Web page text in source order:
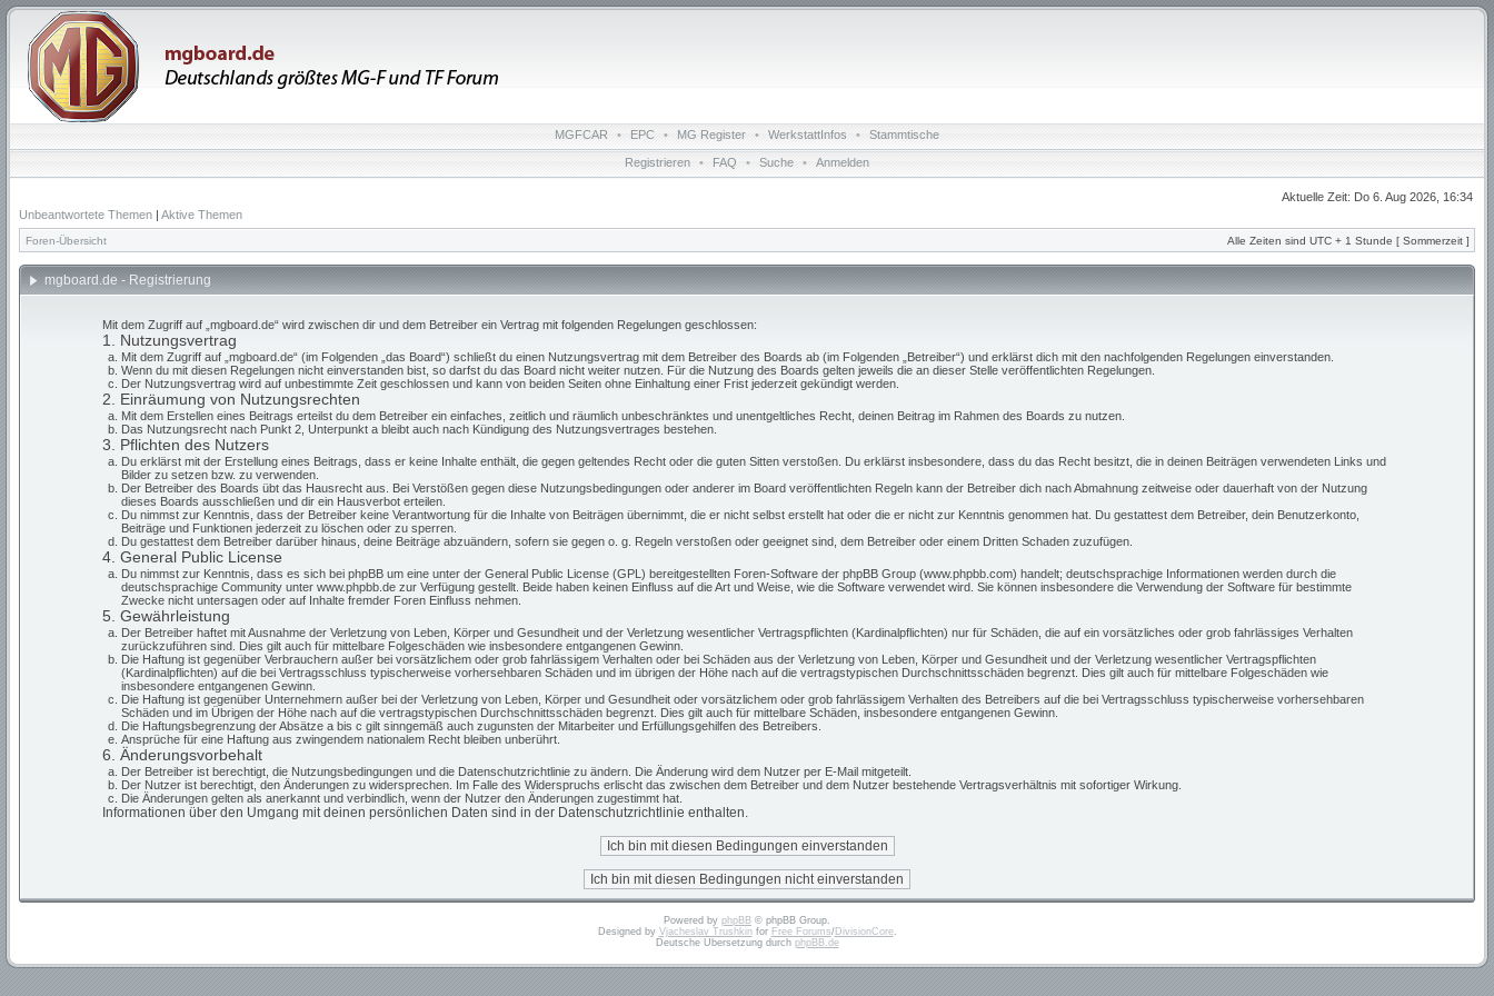
MGFCAR • EPC • MG Register • WerkstattInfos • Stammtische
Registrieren • FAQ • Suche • Anmelden
Aktuelle Zeit: Do 6. Aug 2026, 16:34
Unbeantwortete Themen | Aktive Themen
Foren-Übersicht Alle Zeiten sind UTC + 1 Stunde [ Sommerzeit ]
mgboard.de - Registrierung
Mit dem Zugriff auf „mgboard.de“ wird zwischen dir und dem Betreiber ein Vertrag mit folgenden Regelungen geschlossen:
1. Nutzungsvertrag
Mit dem Zugriff auf „mgboard.de“ (im Folgenden „das Board“) schließt du einen Nutzungsvertrag mit dem Betreiber des Boards ab (im Folgenden „Betreiber“) und erklärst dich mit den nachfolgenden Regelungen einverstanden.
Wenn du mit diesen Regelungen nicht einverstanden bist, so darfst du das Board nicht weiter nutzen. Für die Nutzung des Boards gelten jeweils die an dieser Stelle veröffentlichten Regelungen.
Der Nutzungsvertrag wird auf unbestimmte Zeit geschlossen und kann von beiden Seiten ohne Einhaltung einer Frist jederzeit gekündigt werden.
2. Einräumung von Nutzungsrechten
Mit dem Erstellen eines Beitrags erteilst du dem Betreiber ein einfaches, zeitlich und räumlich unbeschränktes und unentgeltliches Recht, deinen Beitrag im Rahmen des Boards zu nutzen.
Das Nutzungsrecht nach Punkt 2, Unterpunkt a bleibt auch nach Kündigung des Nutzungsvertrages bestehen.
3. Pflichten des Nutzers
Du erklärst mit der Erstellung eines Beitrags, dass er keine Inhalte enthält, die gegen geltendes Recht oder die guten Sitten verstoßen. Du erklärst insbesondere, dass du das Recht besitzt, die in deinen Beiträgen verwendeten Links und
Bilder zu setzen bzw. zu verwenden.
Der Betreiber des Boards übt das Hausrecht aus. Bei Verstößen gegen diese Nutzungsbedingungen oder anderer im Board veröffentlichten Regeln kann der Betreiber dich nach Abmahnung zeitweise oder dauerhaft von der Nutzung
dieses Boards ausschließen und dir ein Hausverbot erteilen.
Du nimmst zur Kenntnis, dass der Betreiber keine Verantwortung für die Inhalte von Beiträgen übernimmt, die er nicht selbst erstellt hat oder die er nicht zur Kenntnis genommen hat. Du gestattest dem Betreiber, dein Benutzerkonto,
Beiträge und Funktionen jederzeit zu löschen oder zu sperren.
Du gestattest dem Betreiber darüber hinaus, deine Beiträge abzuändern, sofern sie gegen o. g. Regeln verstoßen oder geeignet sind, dem Betreiber oder einem Dritten Schaden zuzufügen.
4. General Public License
Du nimmst zur Kenntnis, dass es sich bei phpBB um eine unter der General Public License (GPL) bereitgestellten Foren-Software der phpBB Group (www.phpbb.com) handelt; deutschsprachige Informationen werden durch die
deutschsprachige Community unter www.phpbb.de zur Verfügung gestellt. Beide haben keinen Einfluss auf die Art und Weise, wie die Software verwendet wird. Sie können insbesondere die Verwendung der Software für bestimmte
Zwecke nicht untersagen oder auf Inhalte fremder Foren Einfluss nehmen.
5. Gewährleistung
Der Betreiber haftet mit Ausnahme der Verletzung von Leben, Körper und Gesundheit und der Verletzung wesentlicher Vertragspflichten (Kardinalpflichten) nur für Schäden, die auf ein vorsätzliches oder grob fahrlässiges Verhalten
zurückzuführen sind. Dies gilt auch für mittelbare Folgeschäden wie insbesondere entgangenen Gewinn.
Die Haftung ist gegenüber Verbrauchern außer bei vorsätzlichem oder grob fahrlässigem Verhalten oder bei Schäden aus der Verletzung von Leben, Körper und Gesundheit und der Verletzung wesentlicher Vertragspflichten
(Kardinalpflichten) auf die bei Vertragsschluss typischerweise vorhersehbaren Schäden und im übrigen der Höhe nach auf die vertragstypischen Durchschnittsschäden begrenzt. Dies gilt auch für mittelbare Folgeschäden wie
insbesondere entgangenen Gewinn.
Die Haftung ist gegenüber Unternehmern außer bei der Verletzung von Leben, Körper und Gesundheit oder vorsätzlichem oder grob fahrlässigem Verhalten des Betreibers auf die bei Vertragsschluss typischerweise vorhersehbaren
Schäden und im Übrigen der Höhe nach auf die vertragstypischen Durchschnittsschäden begrenzt. Dies gilt auch für mittelbare Schäden, insbesondere entgangenen Gewinn.
Die Haftungsbegrenzung der Absätze a bis c gilt sinngemäß auch zugunsten der Mitarbeiter und Erfüllungsgehilfen des Betreibers.
Ansprüche für eine Haftung aus zwingendem nationalem Recht bleiben unberührt.
6. Änderungsvorbehalt
Der Betreiber ist berechtigt, die Nutzungsbedingungen und die Datenschutzrichtlinie zu ändern. Die Änderung wird dem Nutzer per E-Mail mitgeteilt.
Der Nutzer ist berechtigt, den Änderungen zu widersprechen. Im Falle des Widerspruchs erlischt das zwischen dem Betreiber und dem Nutzer bestehende Vertragsverhältnis mit sofortiger Wirkung.
Die Änderungen gelten als anerkannt und verbindlich, wenn der Nutzer den Änderungen zugestimmt hat.
Informationen über den Umgang mit deinen persönlichen Daten sind in der Datenschutzrichtlinie enthalten.
Powered by phpBB © phpBB Group.
Designed by Vjacheslav Trushkinfor Free Forums/DivisionCore.
Deutsche Übersetzung durch phpBB.de